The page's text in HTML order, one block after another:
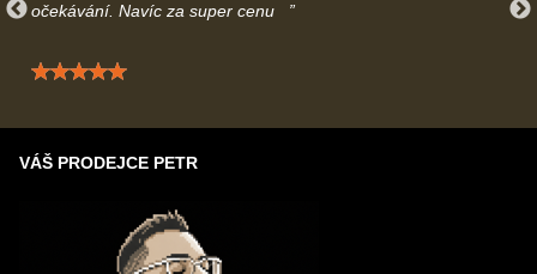
očekávání. Navíc za super cenu
Hodnocení: 5 / 5
VÁŠ PRODEJCE PETR